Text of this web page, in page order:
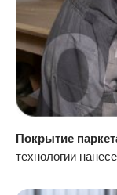
Покрытие
технологии